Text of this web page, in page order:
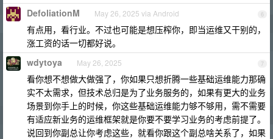
6
DefoliationM May 26, 2025 via Android
有点用，看行业。不过也可能是想压榨你，即当运维又干别的，
涨工资的话一切都好说。
7
wdytoya May 26, 2025
看你想不想做大做强了，你如果只想折腾一些基础运维能力那确
实不太需求，但技术总归是为了业务服务的，如果有更大的业务
场景到你手上的时候，你这些基础运维能力够不够用，需不需要
有适应新业务的运维框架就是你要不要学习业务的考虑前提了。
说回到你副总让你考虑这些，就看你跟这个副总啥关系了，如果